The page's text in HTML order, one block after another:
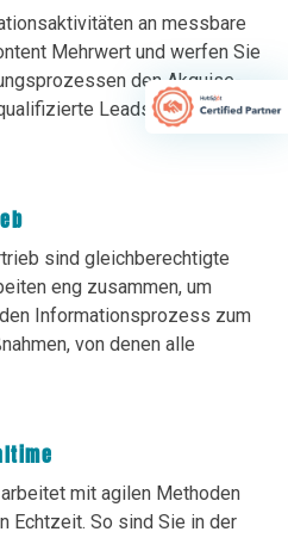
an messbare
Mehrwert und werfen Sie
den Akquise-
Leads endlich in
sind gleichberechtigte
eng zusammen, um
Informationsprozess zum
von denen alle
mit agilen Methoden
Echtzeit. So sind Sie in der